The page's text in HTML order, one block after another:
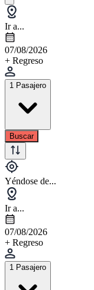
Ir a...
07/08/2026
+ Regreso
1 Pasajero
Buscar
Yéndose de...
Ir a...
07/08/2026
+ Regreso
1 Pasajero